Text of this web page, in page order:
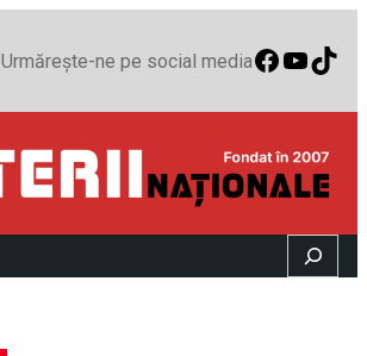
Urmărește-ne pe social media
Search